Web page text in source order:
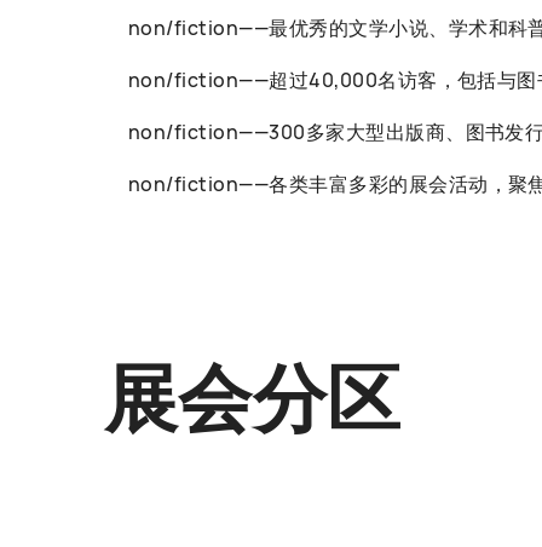
non/fiction——最优秀的文学小说、学术和科
non/fiction——超过40,000名访客，包括与图
non/fiction——300多家大型出版商、图书发
non/fiction——各类丰富多彩的展会活动，聚
展会分区